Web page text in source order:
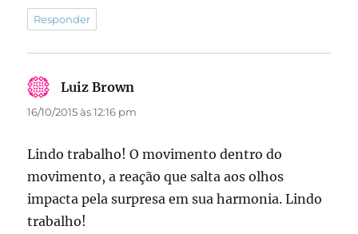
Responder
Luiz Brown
16/10/2015 às 12:16 pm
Lindo trabalho! O movimento dentro do
movimento, a reação que salta aos olhos
impacta pela surpresa em sua harmonia. Lindo
trabalho!